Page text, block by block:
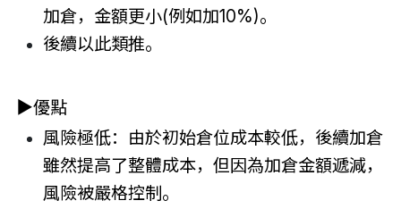
加倉，金額更小(例如加10%)。
後續以此類推。
▶優點
風險極低：由於初始倉位成本較低，後續加倉
雖然提高了整體成本，但因為加倉金額遞減，
風險被嚴格控制。